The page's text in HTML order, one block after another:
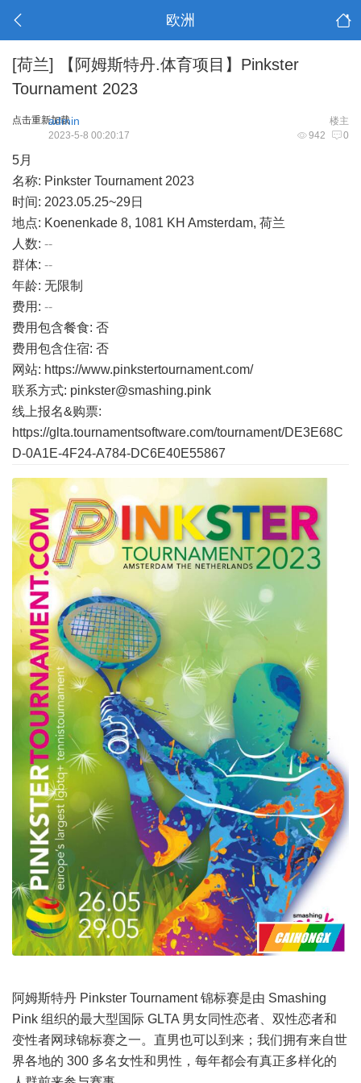
欧洲
[荷兰]
【阿姆斯特丹.体育项目】Pinkster
Tournament 2023
点击重新加载 楼主
admin
942 0
2023-5-8 00:20:17
5月
名称: Pinkster Tournament 2023
时间: 2023.05.25~29日
地点: Koenenkade 8, 1081 KH Amsterdam, 荷兰
人数: --
群体: --
年龄: 无限制
费用: --
费用包含餐食: 否
费用包含住宿: 否
网站: https://www.pinkstertournament.com/
联系方式: pinkster@smashing.pink
线上报名&购票:
https://glta.tournamentsoftware.com/tournament/DE3E68C
D-0A1E-4F24-A784-DC6E40E55867
阿姆斯特丹 Pinkster Tournament 锦标赛是由 Smashing
Pink 组织的最大型国际 GLTA 男女同性恋者、双性恋者和
变性者网球锦标赛之一。直男也可以到来；我们拥有来自世
界各地的 300 多名女性和男性，每年都会有真正多样化的